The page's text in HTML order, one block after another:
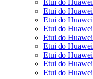
Etui do
Etui do
Etui do
Etui do
Etui do
Etui do
Etui do
Etui do
Etui do